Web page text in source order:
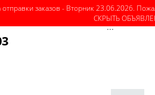
Доставка ...
заказов - Вторник 23.06.2026.
СКРЫТЬ